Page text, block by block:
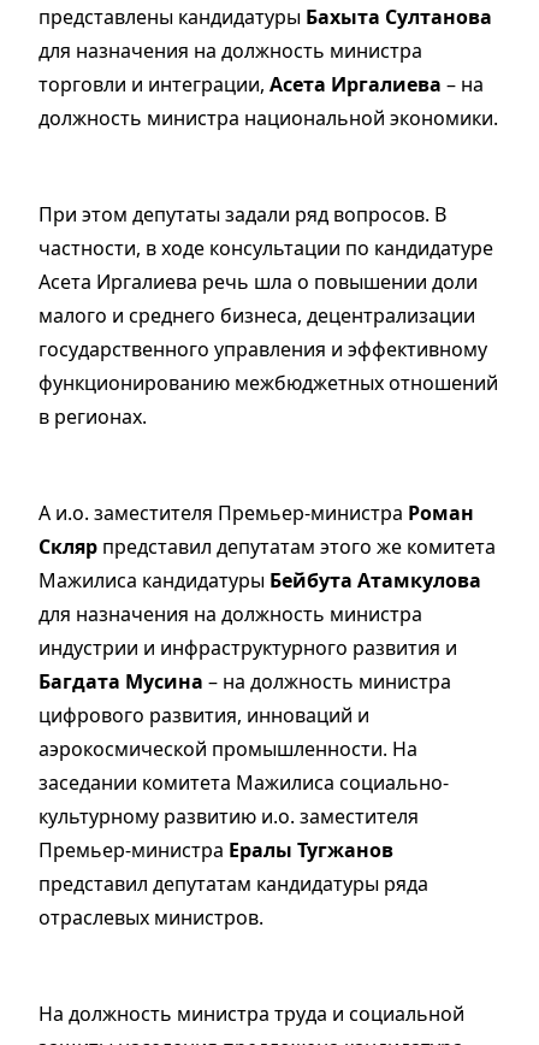
представлены кандидатуры Бахыта Султанова
для назначения на должность министра
торговли и интеграции, Асета Иргалиева – на
должность министра национальной экономики.
При этом депутаты задали ряд вопросов. В
частности, в ходе консультации по кандидатуре
Асета Иргалиева речь шла о повышении доли
малого и среднего бизнеса, децентрализации
государственного управления и эффективному
функционированию межбюджетных отношений
в регионах.
А и.о. заместителя Премьер-министра Роман
Скляр представил депутатам этого же комитета
Мажилиса кандидатуры Бейбута Атамкулова
для назначения на должность министра
индустрии и инфраструктурного развития и
Багдата Мусина – на должность министра
цифрового развития, инноваций и
аэрокосмической промышленности. На
заседании комитета Мажилиса социально-
культурному развитию и.о. заместителя
Премьер-министра Ералы Тугжанов
представил депутатам кандидатуры ряда
отраслевых министров.
На должность министра труда и социальной